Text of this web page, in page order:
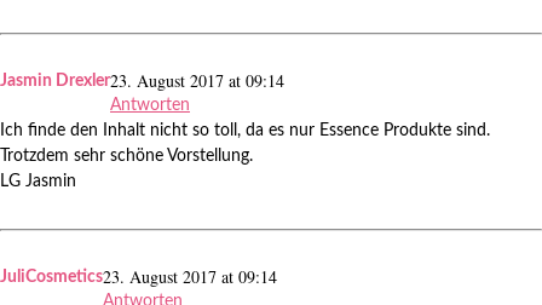
Jasmin Drexler23. August 2017 at 09:14
Antworten
Ich finde den Inhalt nicht so toll, da es nur Essence Produkte sind.
Trotzdem sehr schöne Vorstellung.
LG Jasmin
JuliCosmetics23. August 2017 at 09:14
Antworten